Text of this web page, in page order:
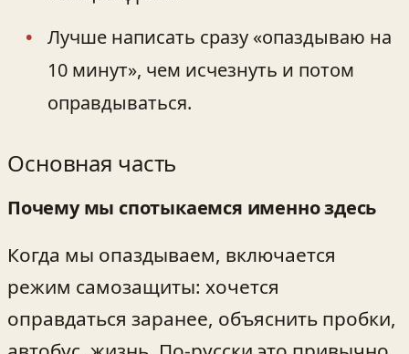
Лучше написать сразу «опаздываю на
10 минут», чем исчезнуть и потом
оправдываться.
Основная часть
Почему мы спотыкаемся именно здесь
Когда мы опаздываем, включается
режим самозащиты: хочется
оправдаться заранее, объяснить пробки,